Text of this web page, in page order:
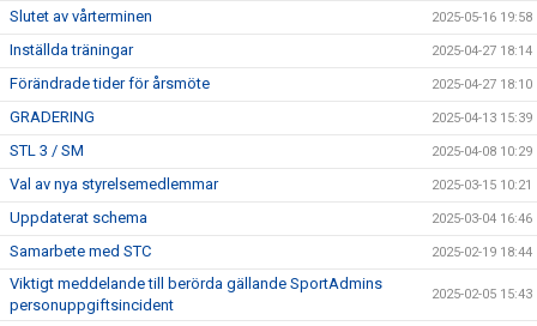
Slutet av vårterminen 2025-05-16 19:58
Inställda träningar 2025-04-27 18:14
Förändrade tider för årsmöte 2025-04-27 18:10
GRADERING 2025-04-13 15:39
STL 3 / SM 2025-04-08 10:29
Val av nya styrelsemedlemmar 2025-03-15 10:21
Uppdaterat schema 2025-03-04 16:46
Samarbete med STC 2025-02-19 18:44
Viktigt meddelande till berörda gällande SportAdmins
personuppgiftsincident
2025-02-05 15:43